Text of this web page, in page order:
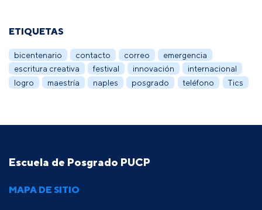
ETIQUETAS
bicentenario contacto correo
emergencia
escritura creativa
festival innovación
internacional
logro
maestría naples posgrado teléfono Tics
Escuela de Posgrado PUCP
MAPA DE SITIO